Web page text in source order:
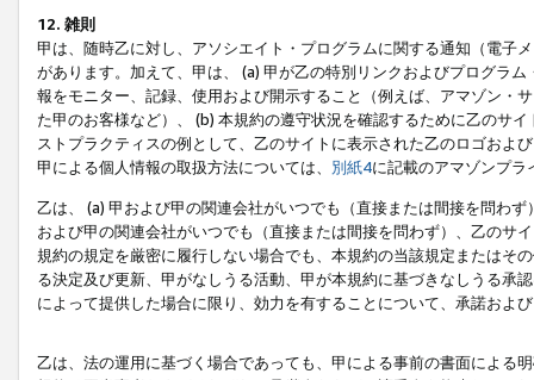
12. 雑則
甲は、随時乙に対し、アソシエイト・プログラムに関する通知（電子
があります。加えて、甲は、 (a) 甲が乙の特別リンクおよびプログラ
報をモニター、記録、使用および開示すること（例えば、アマゾン・
た甲のお客様など）、 (b) 本規約の遵守状況を確認するために乙のサ
ストプラクティスの例として、乙のサイトに表示された乙のロゴおよ
甲による個人情報の取扱方法については、 別紙4に記載のアマゾンプ
乙は、 (a) 甲および甲の関連会社がいつでも（直接または間接を問わ
および甲の関連会社がいつでも（直接または間接を問わず）、乙のサ
規約の規定を厳密に履行しない場合でも、本規約の当該規定またはそ
る決定及び更新、甲がなしうる活動、甲が本規約に基づきなしうる承
によって提供した場合に限り、効力を有することについて、承諾およ
乙は、法の運用に基づく場合であっても、甲による事前の書面による